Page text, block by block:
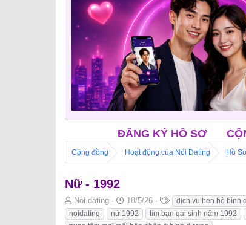
CỘNG ĐỒNG NỐI
Cộng đồng Hoạt động của Nối Dating Hồ
Nữ - 1992
B
ắ
t
Noi.dating
N
g
à
18/5/26
h
ẻ
dịch vụ hẹn hò bình
noidating
nữ 1992 tìm bạn gái sinh năm 1992